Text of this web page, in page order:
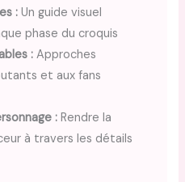
: Un guide visuel
phase du croquis
: Approches
et aux fans
: Rendre la
à travers les détails